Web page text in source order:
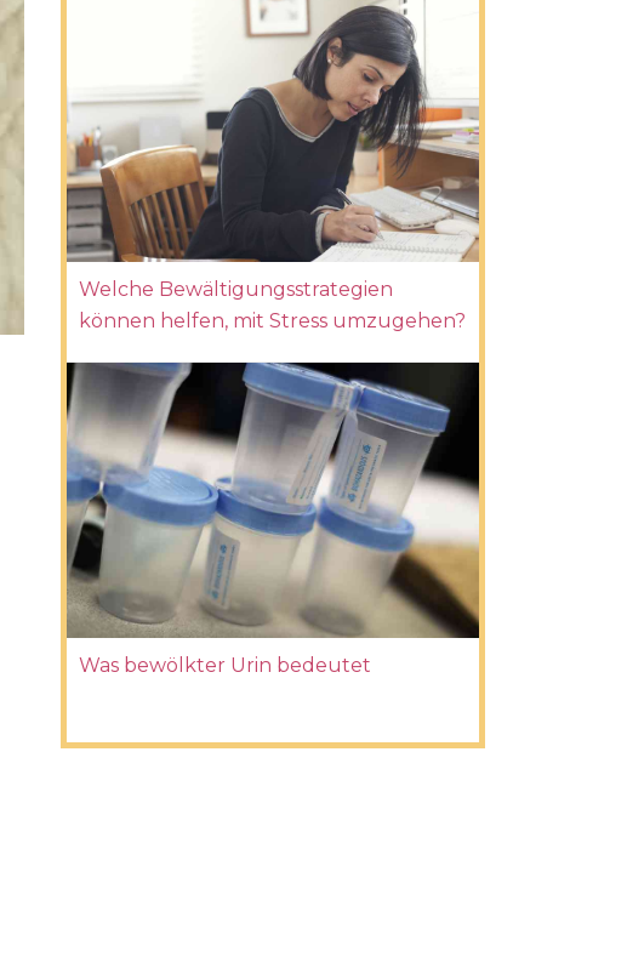
Welche Bewältigungsstrategien
können helfen, mit Stress umzugehen?
Was bewölkter Urin bedeutet